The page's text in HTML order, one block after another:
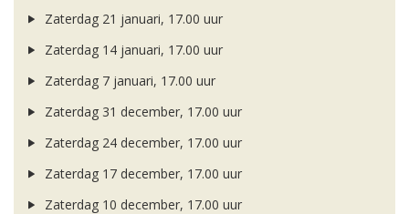
Zaterdag 21 januari, 17.00 uur
Zaterdag 14 januari, 17.00 uur
Zaterdag 7 januari, 17.00 uur
Zaterdag 31 december, 17.00 uur
Zaterdag 24 december, 17.00 uur
Zaterdag 17 december, 17.00 uur
Zaterdag 10 december, 17.00 uur